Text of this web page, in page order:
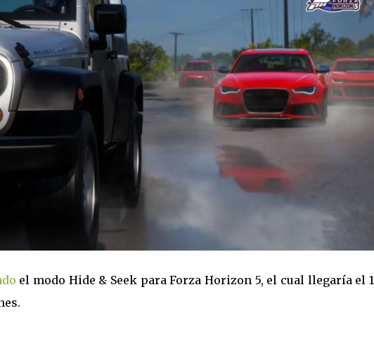
el modo Hide & Seek para Forza Horizon 5, el cual llegaría el